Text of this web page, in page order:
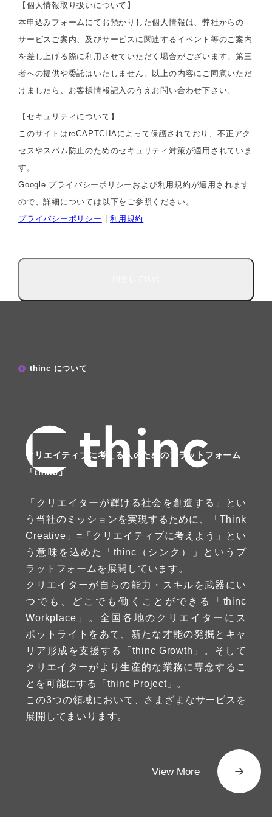
【個人情報取り扱いについて】
本申込みフォームにてお預かりした個人情報は、弊社からの
サービスご案内、及びサービスに関連するイベント等のご案内
を差し上げる際に利用させていただく場合がございます。第三
者への提供や委託はいたしません。以上の内容にご同意いただ
けましたら、お客様情報記入のうえお問い合わせ下さい。
【セキュリティについて】
このサイトはreCAPTCHAによって保護されており、不正アク
セスやスパム防止のためのセキュリティ対策が適用されていま
す。
Google プライバシーポリシーおよび利用規約が適用されます
ので、詳細については以下をご参照ください。
プライバシーポリシー |利用規約
thinc について
クリエイティブに考える人のためのプラットフォーム
「thinc」
「クリエイターが輝ける社会を創造する」とい
う当社のミッションを実現するために、「Think
Creative」=「クリエイティブに考えよう」とい
う意味を込めた「thinc（シンク）」というプ
ラットフォームを展開しています。
クリエイターが自らの能力・スキルを武器にい
つでも、どこでも働くことができる「thinc
Workplace」。全国各地のクリエイターにス
ポットライトをあて、新たな才能の発掘とキャ
リア形成を支援する「thinc Growth」。そして
クリエイターがより生産的な業務に専念するこ
とを可能にする「thinc Project」。
この3つの領域において、さまざまなサービスを
展開してまいります。
View More